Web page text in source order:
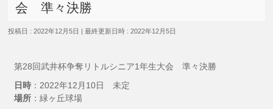
会 準々決勝
投稿日 : 2022年12月5日 最終更新日時 : 2022年12月5日
第28回武井杯争奪リトルシニア1年生大会 準々決勝
日時 ：2022年12月10日 未定
場所 ：緑ヶ丘球場